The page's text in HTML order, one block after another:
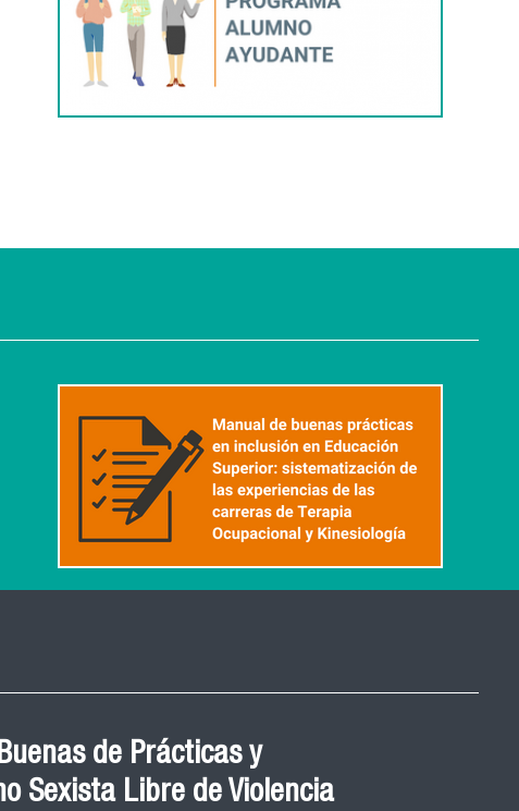
de Prácticas y
Sexista Libre de Violencia